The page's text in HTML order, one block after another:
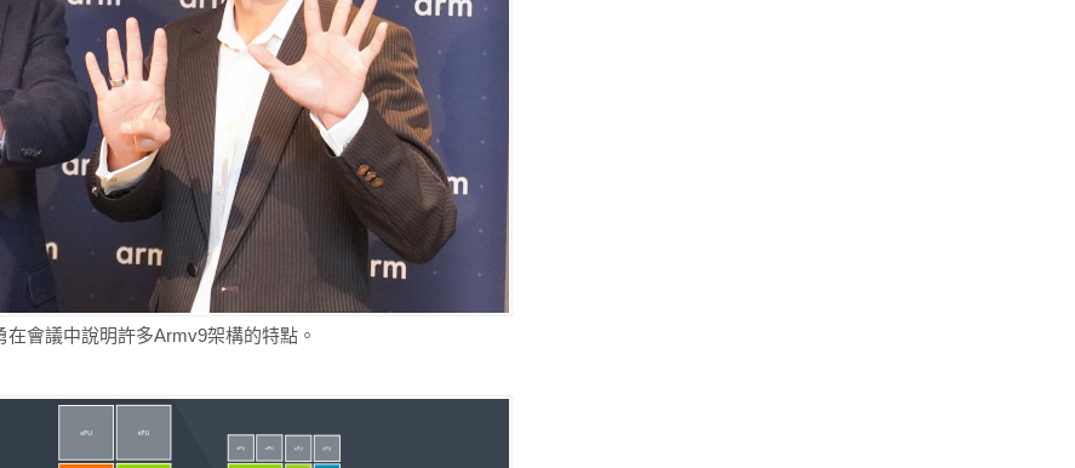
會議中說明許多Armv9架構的特點。